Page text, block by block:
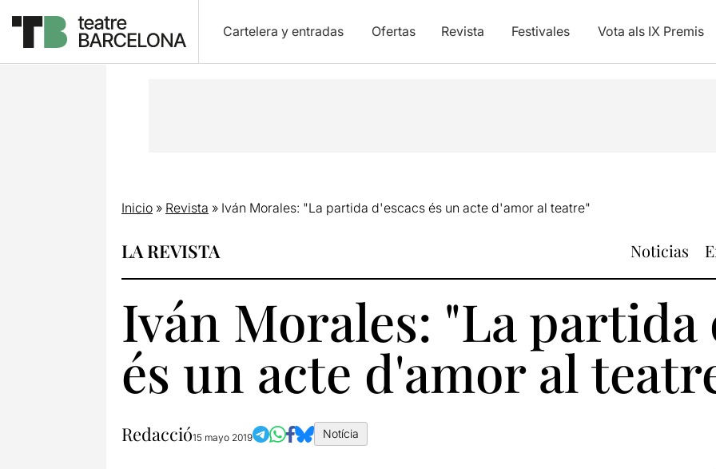
Cartelera y entradas Ofertas Revista Festivales Vota als IX Premis
Inicio» Revista » Iván Morales: "La partida d'escacs és un acte d'amor al teatre"
LA REVISTA Noticias
Iván Morales: "La partida
és un acte d'amor al
Redacció15 mayo 2019 Notícia